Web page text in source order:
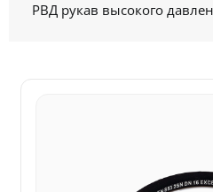
РВД рукав высокого